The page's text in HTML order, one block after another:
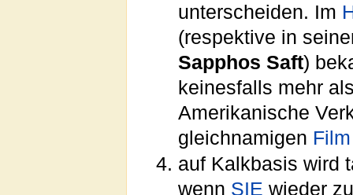
unterscheiden. Im
(respektive in
Sapphos Saft)
keinesfalls mehr
Amerikanische
gleichnamigen Film
auf Kalkbasis wird
wenn SIE wieder